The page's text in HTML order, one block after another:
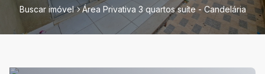
Buscar imóvel Área Privativa 3 quartos suíte - Candelária